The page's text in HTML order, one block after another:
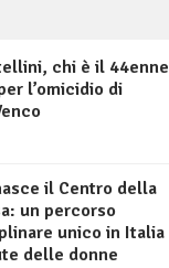
chi è il 44enne
l’omicidio di
il Centro della
un percorso
unico in Italia
delle donne